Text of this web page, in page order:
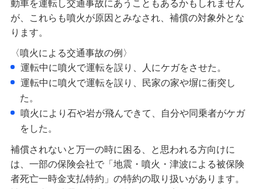
動車を運転し交通事故にあうこともあるかもしれません
が、これらも噴火が原因とみなされ、補償の対象外とな
ります。
〈噴火による交通事故の例〉
運転中に噴火で運転を誤り、人にケガをさせた。
運転中に噴火で運転を誤り、民家の家や塀に衝突し
た。
噴火により石や岩が飛んできて、自分や同乗者がケガ
をした。
補償されないと万一の時に困る、と思われる方向けに
は、一部の保険会社で「地震・噴火・津波による被保険
者死亡一時金支払特約」の特約の取り扱いがあります。